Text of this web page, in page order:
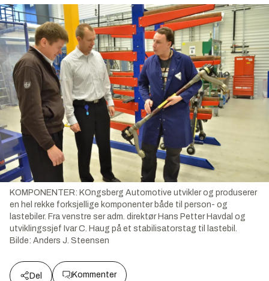
KOMPONENTER: KOngsberg Automotive utvikler og produserer
en hel rekke forksjellige komponenter både til person- og
lastebiler. Fra venstre ser adm. direktør Hans Petter Havdal og
utviklingssjef Ivar C. Haug på et stabilisatorstag til lastebil.
Bilde: Anders J. Steensen
Del Kommenter